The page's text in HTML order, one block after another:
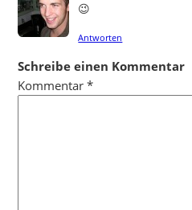
😉
Antworten
Schreibe einen Kommentar
Kommentar*